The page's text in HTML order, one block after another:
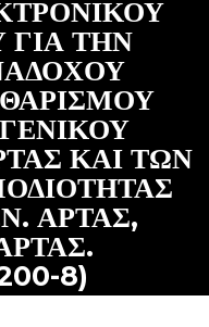
ΓΙΑ ΤΗΝ
ΚΑΙ ΤΩΝ
ΑΡΤΑΣ,
8)